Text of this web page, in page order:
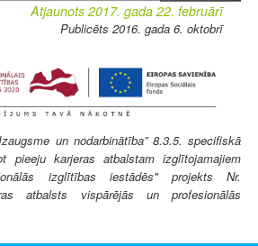
Atjaunots 2017. gada 22. februārī
Publicēts 2016. gada 6. oktobrī
un nodarbinātība” 8.3.5. specifiskā
pieeju karjeras atbalstam izglītojamajiem
izglītības iestādēs" projekts Nr.
atbalsts vispārējās un profesionālās